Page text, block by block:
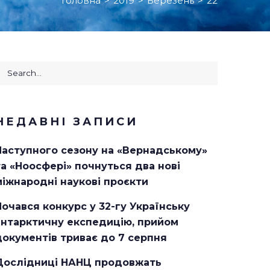
ЗАПИСИ
сезону на «Вернадському»
«Ноосфері» почнуться два нові
наукові проєкти
конкурс у 32-гу Українську
експедицію, прийом
триває до 7 серпня
НАНЦ продовжать